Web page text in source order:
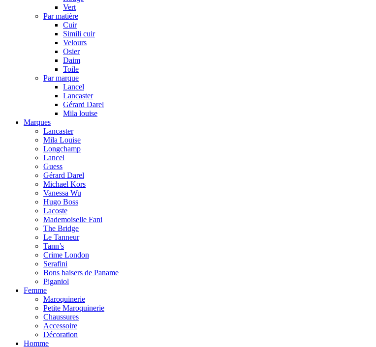
Vert
Par matière
Cuir
Simili cuir
Velours
Osier
Daim
Toile
Par marque
Lancel
Lancaster
Gérard Darel
Mila louise
Marques
Lancaster
Mila Louise
Longchamp
Lancel
Guess
Gérard Darel
Michael Kors
Vanessa Wu
Hugo Boss
Lacoste
Mademoiselle Fani
The Bridge
Le Tanneur
Tann’s
Crime London
Serafini
Bons baisers de Paname
Piganiol
Femme
Maroquinerie
Petite Maroquinerie
Chaussures
Accessoire
Décoration
Homme